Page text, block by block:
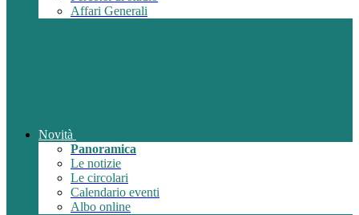
Affari Generali
Novità
Panoramica
Le notizie
Le circolari
Calendario eventi
Albo online